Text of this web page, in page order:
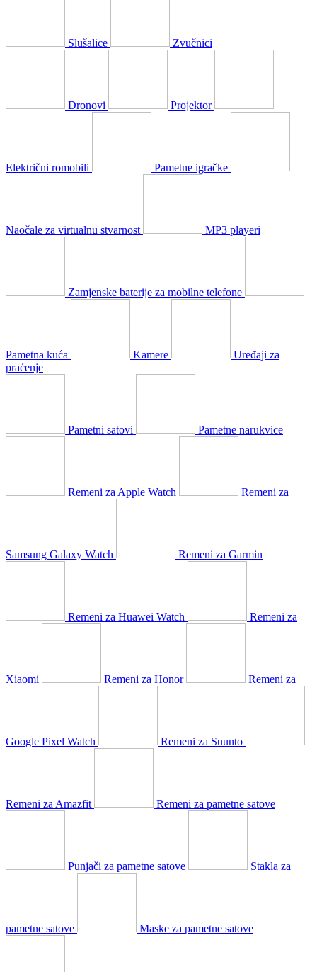
Slušalice Zvučnici
Dronovi Projektor
Električni romobili Pametne igračke
Naočale za virtualnu stvarnost MP3 playeri
Zamjenske baterije za mobilne telefone
Pametna kuća Kamere
Uređaji za
praćenje
Pametni satovi Pametne narukvice
Remeni za Apple Watch Remeni za
Samsung Galaxy Watch Remeni za Garmin
Remeni za Huawei Watch Remeni za
Xiaomi Remeni za Honor Remeni za
Google Pixel Watch Remeni za Suunto
Remeni za Amazfit Remeni za pametne satove
Punjači za pametne satove Stakla za
pametne satove Maske za pametne satove